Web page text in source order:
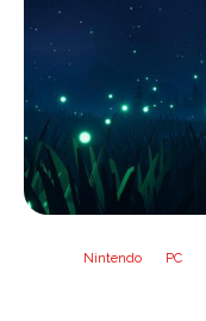
Nintendo PC